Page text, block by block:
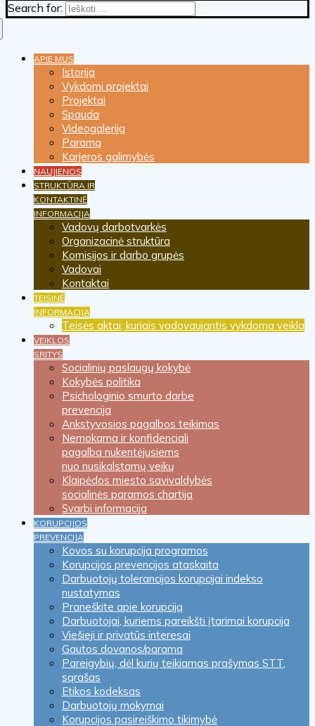
Search for:
APIE MUS
Istorija
Vykdomi projektai
Projektai
Spauda
Videogalerija
Parama
Karjeros galimybės
NAUJIENOS
STRUKTŪRA IR
KONTAKTINĖ
INFORMACIJA
Vadovų darbotvarkės
Organizacinė struktūra
Komisijos ir darbo grupės
Vadovai
Kontaktai
TEISINĖ
INFORMACIJA
Teisės aktai, kuriais vadovaujantis vykdoma veikla
VEIKLOS
SRITYS
Socialinių paslaugų kokybė
Kokybės politika
Psichologinio smurto darbe
prevencija
Ankstyvosios pagalbos teikimas
Nemokama ir konfidenciali
pagalba nukentėjusiems
nuo nusikalstamų veikų
Klaipėdos miesto savivaldybės
socialinės paramos chartija
Svarbi informacija
KORUPCIJOS
PREVENCIJA
Kovos su korupcija programos
Korupcijos prevencijos ataskaita
Darbuotojų tolerancijos korupcijai indekso
nustatymas
Praneškite apie korupciją
Darbuotojai, kuriems pareikšti įtarimai korupcija
Viešieji ir privatūs interesai
Gautos dovanos/parama
Pareigybių, dėl kurių teikiamas prašymas STT,
sąrašas
Etikos kodeksas
Darbuotojų mokymai
Korupcijos pasireiškimo tikimybė